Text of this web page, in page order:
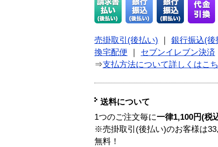
売掛取引(後払い)
銀行振込(後
換宅配便
セブンイレブン決済
⇒支払方法について詳しくはこ
送料について
1つのご注文毎に一律1,100円(税
※売掛取引(後払い)のお客様は
無料！